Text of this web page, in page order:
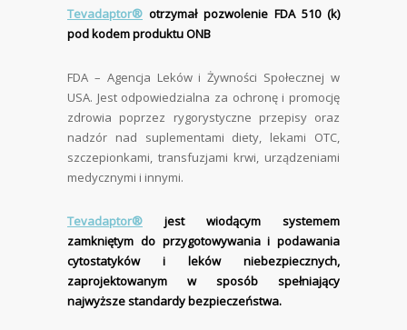
Tevadaptor® otrzymał pozwolenie FDA 510 (k)
pod kodem produktu ONB
FDA – Agencja Leków i Żywności Społecznej w
USA. Jest odpowiedzialna za ochronę i promocję
zdrowia poprzez rygorystyczne przepisy oraz
nadzór nad suplementami diety, lekami OTC,
szczepionkami, transfuzjami krwi, urządzeniami
medycznymi i innymi.
Tevadaptor® jest wiodącym systemem
zamkniętym do przygotowywania i podawania
cytostatyków i leków niebezpiecznych,
zaprojektowanym w sposób spełniający
najwyższe standardy bezpieczeństwa.